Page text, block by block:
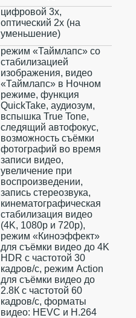
цифровой 3х,
оптический 2x (на
уменьшение)
режим «Таймлапс» со
стабилизацией
изображения, видео
«Таймлапс» в Ночном
режиме, функция
QuickTake, аудиозум,
вспышка True Tone,
следящий автофокус,
возможность съёмки
фотографий во время
записи видео,
увеличение при
воспроизведении,
запись стереозвука,
кинематографическая
стабилизация видео
(4K, 1080p и 720p),
режим «Киноэффект»
для съёмки видео до 4K
HDR с частотой 30
кадров/с, режим Action
для съёмки видео до
2.8К с частотой 60
кадров/с, форматы
видео: HEVC и H.264